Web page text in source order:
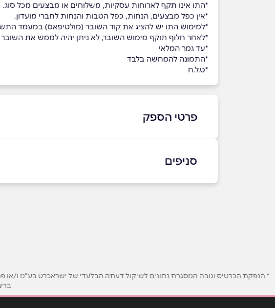
*התו אינו תקף לארוחות עסקיות, משלוחים או מבצעים מכל סוג.
*אין כפל מבצעים, הנחות, כפל הטבות והנחות לחברי מועדון.
*למימוש התו יש להציג את קוד השובר (מולטיפאס) במעמד
*לאחר חלוף תוקף מימוש השובר, לא ניתן יהיה לממש את השובר
*עד גמר המלאי
*התמונה להמחשה בלבד
*ט.ל.ח
פרטי הספק
באתר
נושא*
אנא חזרו אלי בקשר ל...
סניפים
אילת
* הנפקת הכרטיס וגובה המסגרת נתונים לשיקול דעתה הבלעדי של ישראכרט בע"מ ו/או